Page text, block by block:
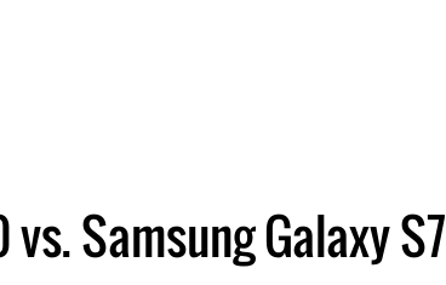
vs. Samsung Galaxy S7